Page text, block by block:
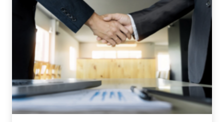
IT運用アウトソーシング #IT人材不足
アウトソーシング # IT業務委託
情報システム部門 #情報セキュリティ
サイバーセキュリティ #NIST CSF2.0
#ナレッジ共有 #ナレッジ管理 #社内FAQ
#AIチャットボット #ヘルプデスク
#社内問い合わせ #ITコスト削減 #情シス